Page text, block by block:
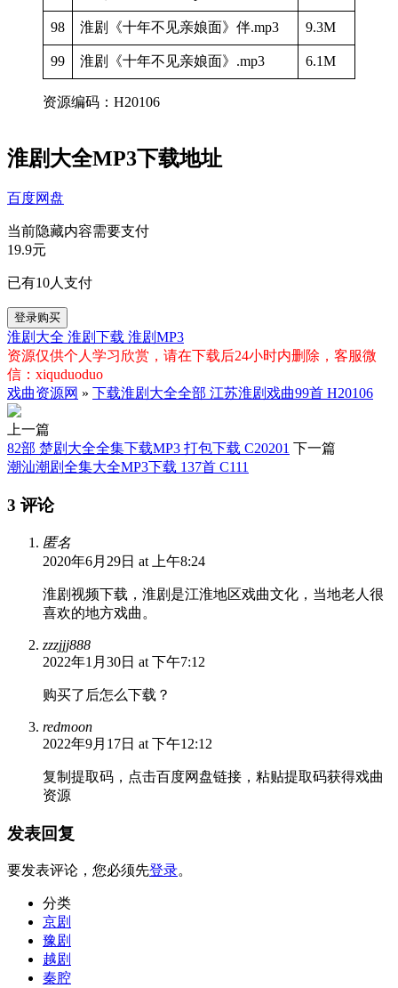
98 淮剧《十年不见亲娘面》伴.mp3 9.3M
99 淮剧《十年不见亲娘面》.mp3 6.1M
资源编码：H20106
淮剧大全MP3下载地址
百度网盘
当前隐藏内容需要支付
19.9元
已有10人支付
登录购买
淮剧大全 淮剧下载 淮剧MP3
资源仅供个人学习欣赏，请在下载后24小时内删除，客服微
信：xiquduoduo
戏曲资源网 » 下载淮剧大全全部 江苏淮剧戏曲99首 H20106
上一篇
82部 楚剧大全全集下载MP3 打包下载 C20201 下一篇
潮汕潮剧全集大全MP3下载 137首 C111
3 评论
匿名
2020年6月29日 at 上午8:24
淮剧视频下载，淮剧是江淮地区戏曲文化，当地老人很
喜欢的地方戏曲。
zzzjjj888
2022年1月30日 at 下午7:12
购买了后怎么下载？
redmoon
2022年9月17日 at 下午12:12
复制提取码，点击百度网盘链接，粘贴提取码获得戏曲
资源
发表回复
要发表评论，您必须先登录。
分类
京剧
豫剧
越剧
秦腔